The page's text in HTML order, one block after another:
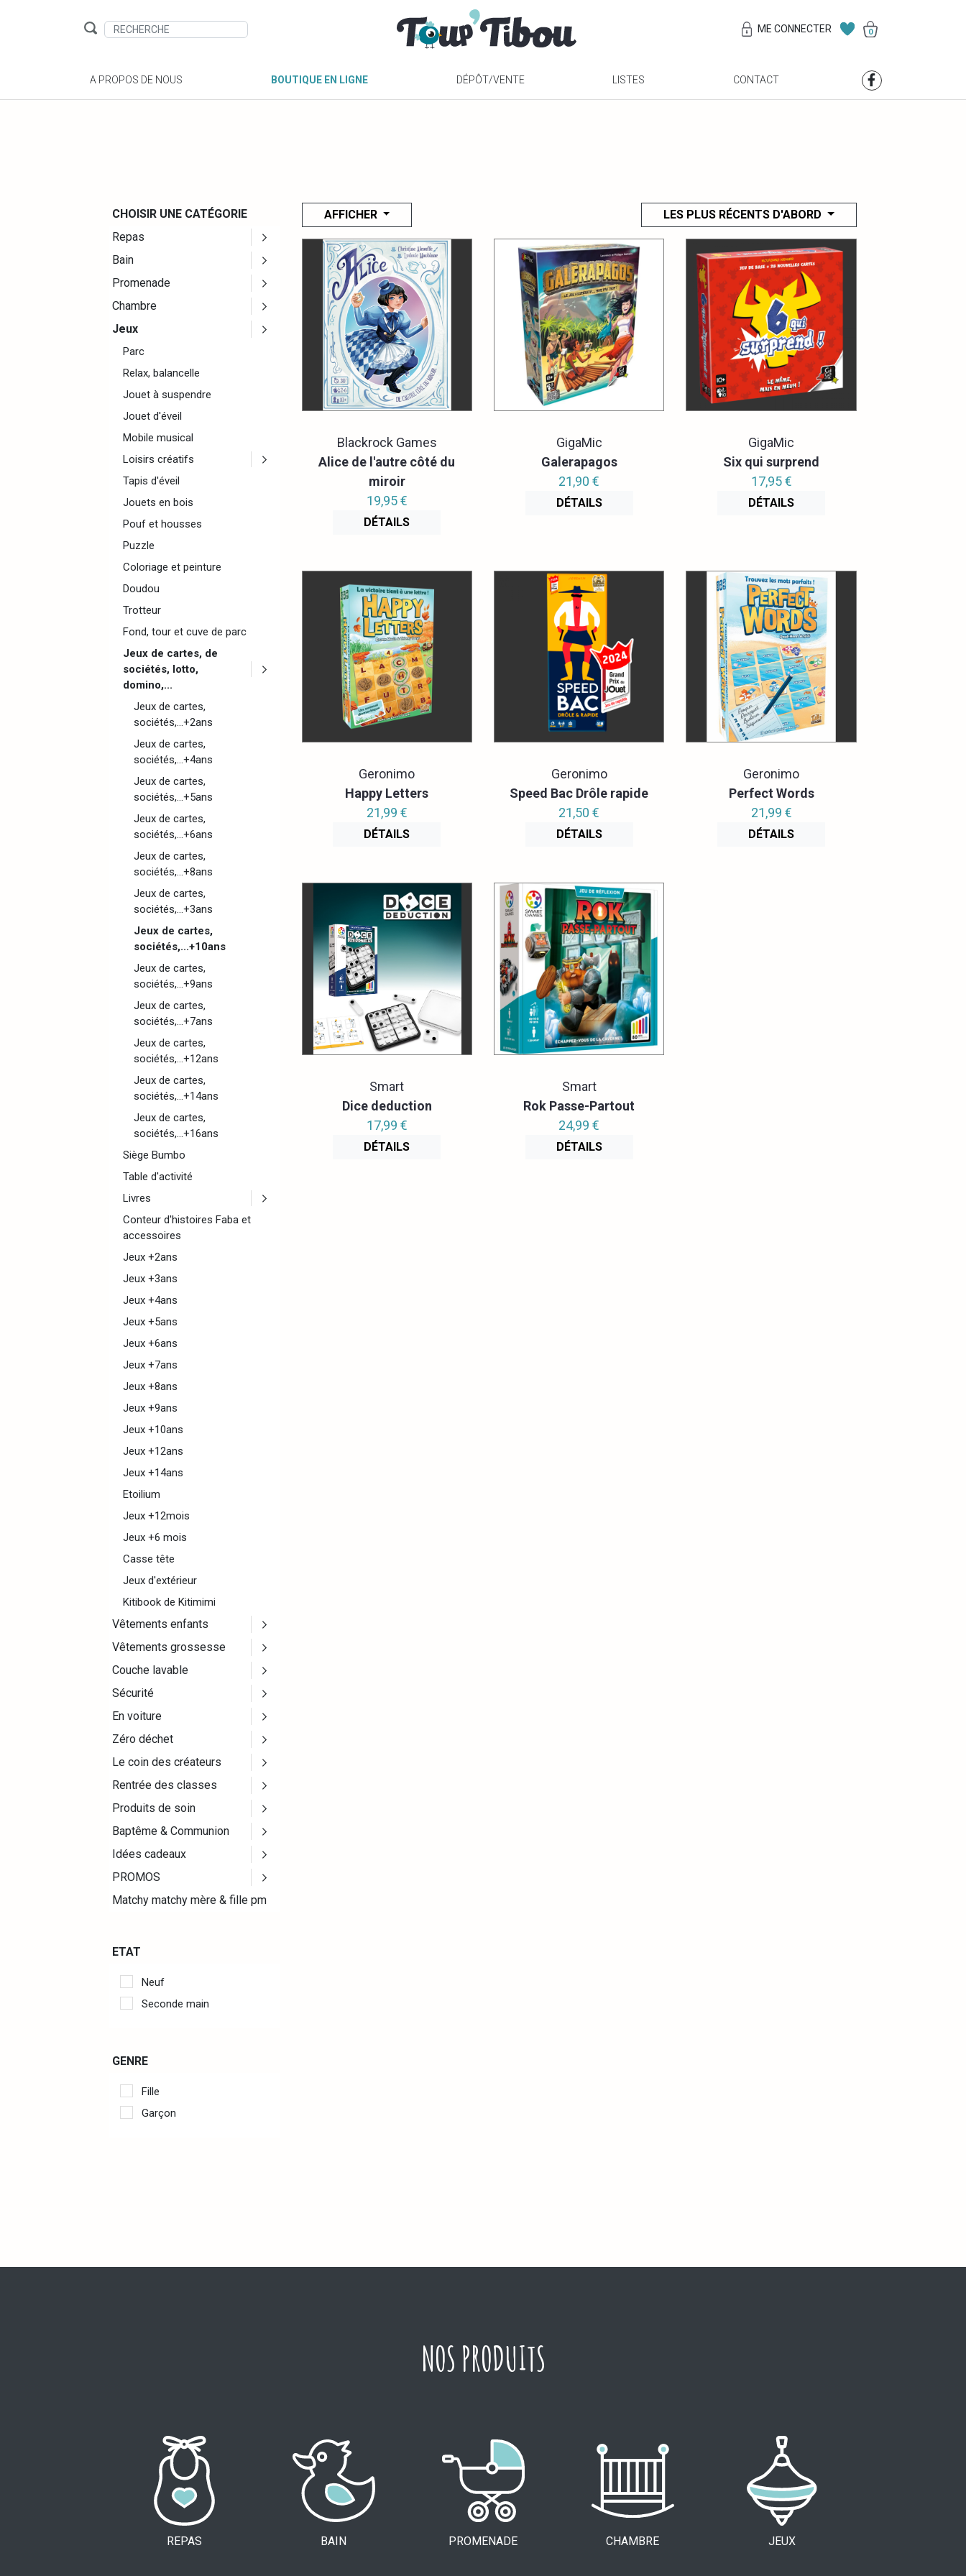
ME CONNECTER 0
A PROPOS DE NOUS BOUTIQUE EN LIGNE DÉPÔT/VENTE LISTES CONTACT
CHOISIR UNE CATÉGORIE
Repas
Bain
Promenade
Chambre
Jeux
Parc
Relax, balancelle
Jouet à suspendre
Jouet d'éveil
Mobile musical
Loisirs créatifs
Tapis d'éveil
Jouets en bois
Pouf et housses
Puzzle
Coloriage et peinture
Doudou
Trotteur
Fond, tour et cuve de parc
Jeux de cartes, de
sociétés, lotto,
domino,...
Jeux de cartes,
sociétés,...+2ans
Jeux de cartes,
sociétés,...+4ans
Jeux de cartes,
sociétés,...+5ans
Jeux de cartes,
sociétés,...+6ans
Jeux de cartes,
sociétés,...+8ans
Jeux de cartes,
sociétés,...+3ans
Jeux de cartes,
sociétés,...+10ans
Jeux de cartes,
sociétés,...+9ans
Jeux de cartes,
sociétés,...+7ans
Jeux de cartes,
sociétés,...+12ans
Jeux de cartes,
sociétés,...+14ans
Jeux de cartes,
sociétés,...+16ans
Siège Bumbo
Table d'activité
Livres
Conteur d'histoires Faba et
accessoires
Jeux +2ans
Jeux +3ans
Jeux +4ans
Jeux +5ans
Jeux +6ans
Jeux +7ans
Jeux +8ans
Jeux +9ans
Jeux +10ans
Jeux +12ans
Jeux +14ans
Etoilium
Jeux +12mois
Jeux +6 mois
Casse tête
Jeux d'extérieur
Kitibook de Kitimimi
Vêtements enfants
Vêtements grossesse
Couche lavable
Sécurité
En voiture
Zéro déchet
Le coin des créateurs
Rentrée des classes
Produits de soin
Baptême & Communion
Idées cadeaux
PROMOS
Matchy matchy mère & fille pm
ETAT
Neuf
Seconde main
GENRE
Fille
Garçon
AFFICHER LES PLUS RÉCENTS D'ABORD
Blackrock Games
Alice de l'autre côté du
miroir
19,95 €
DÉTAILS
GigaMic
Galerapagos
21,90 €
DÉTAILS
GigaMic
Six qui surprend
17,95 €
DÉTAILS
Geronimo
Happy Letters
21,99 €
DÉTAILS
Geronimo
Speed Bac Drôle rapide
21,50 €
DÉTAILS
Geronimo
Perfect Words
21,99 €
DÉTAILS
Smart
Dice deduction
17,99 €
DÉTAILS
Smart
Rok Passe-Partout
24,99 €
DÉTAILS
NOS PRODUITS
REPAS BAIN PROMENADE CHAMBRE JEUX